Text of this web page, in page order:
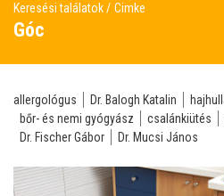
Keresési találatok Cimke
Góc
allergológus Dr. Balogh Katalin
bőr- és nemi gyógyász
csalánkiütés
Dr. Fischer Gábor
Dr. Mucsi János